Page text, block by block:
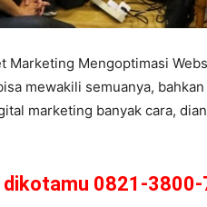
Marketing Mengoptimasi
mewakili semuanya,
marketing banyak cara,
dikotamu 0821-